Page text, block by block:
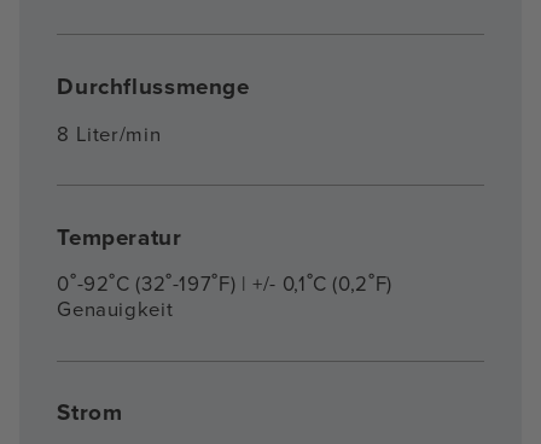
Durchflussmenge
8 Liter/min
Temperatur
0˚-92˚C (32˚-197˚F) | +/- 0,1˚C (0,2˚F)
Genauigkeit
Strom